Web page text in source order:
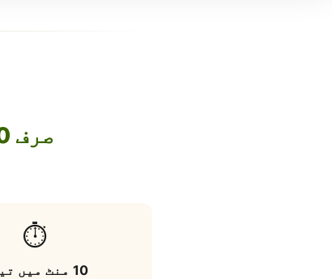
صرف 1500 روپے میں اپنا فوڈ بزنس آن لائن لے جائیں
⏱️
10 منٹ میں تیار